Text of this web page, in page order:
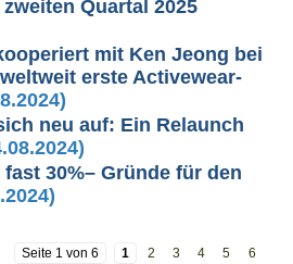
Quartal 2025
mit Ken Jeong bei
erste Activewear-
neu auf: Ein Relaunch
30%– Gründe für den
Seite 1 von 6 1 2 3 4 5 6